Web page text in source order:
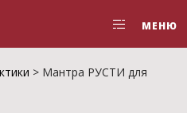
МЕНЮ
> Мантра РУСТИ для